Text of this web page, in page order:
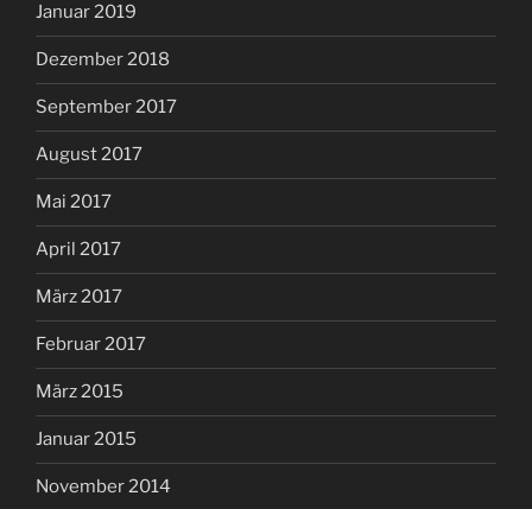
Januar 2019
Dezember 2018
September 2017
August 2017
Mai 2017
April 2017
März 2017
Februar 2017
März 2015
Januar 2015
November 2014